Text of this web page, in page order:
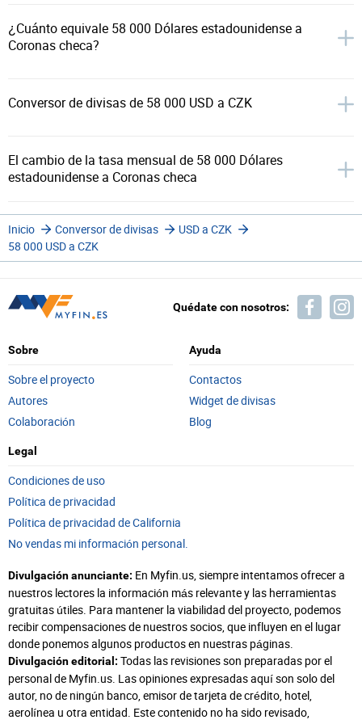
¿Cuánto equivale 58 000 Dólares estadounidense a
Coronas checa?
Conversor de divisas de 58 000 USD a CZK
El cambio de la tasa mensual de 58 000 Dólares
estadounidense a Coronas checa
Inicio Conversor de divisas
USD a CZK
58 000 USD a CZK
Quédate con nosotros:
Sobre
Sobre el proyecto
Autores
Colaboración
Ayuda
Contactos
Widget de divisas
Blog
Legal
Condiciones de uso
Política de privacidad
Política de privacidad de California
No vendas mi información personal.
Divulgación anunciante: En Myfin.us, siempre intentamos ofrecer a
nuestros lectores la información más relevante y las herramientas
gratuitas útiles. Para mantener la viabilidad del proyecto, podemos
recibir compensaciones de nuestros socios, que influyen en el lugar
donde ponemos algunos productos en nuestras páginas.
Divulgación editorial: Todas las revisiones son preparadas por el
personal de Myfin.us. Las opiniones expresadas aquí son solo del
autor, no de ningún banco, emisor de tarjeta de crédito, hotel,
aerolínea u otra entidad. Este contenido no ha sido revisado,